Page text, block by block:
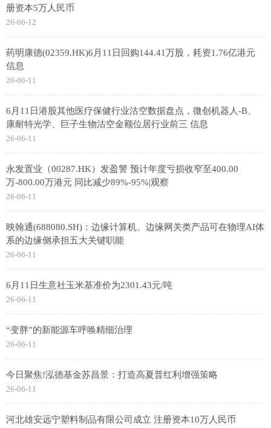
册资本5万人民币
26-06-12
药明康德(02359.HK)6月11日回购144.41万股，耗资1.76亿港元
信息
26-06-11
6月11日港股其他医疗保健行业沽空数据盘点，微创机器人-B、
康耐特光学、巨子生物沽空金额位居行业前三 信息
26-06-11
永发置业（00287.HK）发盈警 预计年度亏损收窄至400.00
万-800.00万港元 同比减少89%-95%|观察
26-06-11
映翰通(688080.SH)：边缘计算机、边缘网关类产品可在物理AI体
系的边缘侧承担五大关键职能
26-06-11
6月11日生意社玉米基准价为2301.43元/吨
26-06-11
“变胖”的新能源车呼唤精细治理
26-06-11
今日聚焦!泓德基金苏昌景：打造高夏普红利增强策略
26-06-11
河北雄安远宁塑料制品有限公司成立 注册资本10万人民币